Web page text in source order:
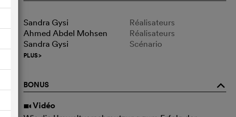
Sandra Gysi
Réalisateurs
Ahmed Abdel Mohsen
Réalisateurs
Sandra Gysi
Scénario
PLUS>
BONUS o
i Vidéo